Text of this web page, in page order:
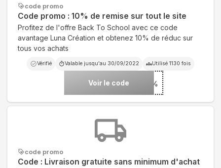
code promo
Code promo : 10% de remise sur tout le site
Profitez de l'offre Back To School avec ce code
avantage Luna Création et obtenez 10% de réduc sur
tous vos achats
Vérifié Valable jusqu'au 30/09/2022 Utilisé 1130 fois
Voir le code ***%
code promo
Code : Livraison gratuite sans minimum d'achat